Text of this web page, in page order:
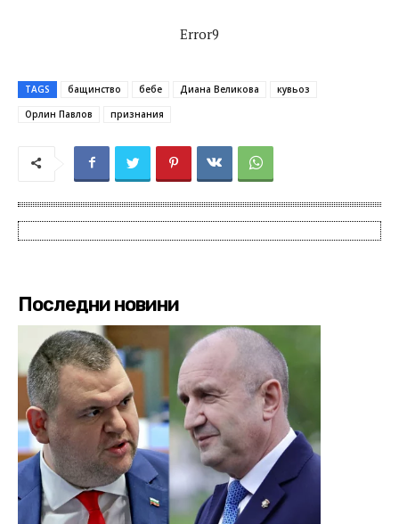
Error9
TAGS бащинство бебе Диана Великова
кувьоз
Орлин Павлов
признания
Последни новини